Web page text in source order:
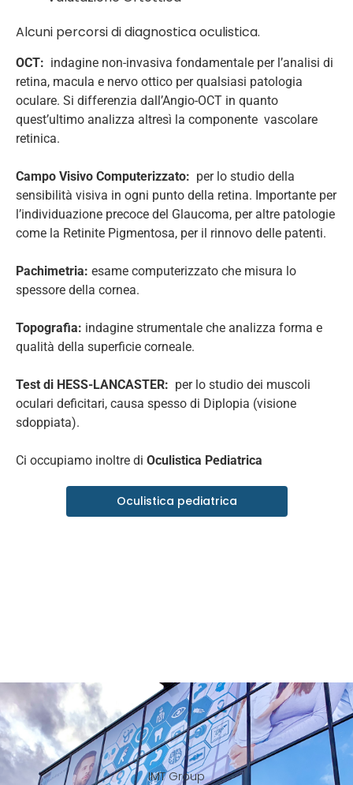
Alcuni percorsi di diagnostica oculistica.
OCT: indagine non-invasiva fondamentale per l’analisi di
retina, macula e nervo ottico per qualsiasi patologia
oculare. Si differenzia dall’Angio-OCT in quanto
quest’ultimo analizza altresì la componente vascolare
retinica.
Campo Visivo Computerizzato: per lo studio della
sensibilità visiva in ogni punto della retina. Importante per
l’individuazione precoce del Glaucoma, per altre patologie
come la Retinite Pigmentosa, per il rinnovo delle patenti.
Pachimetria: esame computerizzato che misura lo
spessore della cornea.
Topografia: indagine strumentale che analizza forma e
qualità della superficie corneale.
Test di HESS-LANCASTER: per lo studio dei muscoli
oculari deficitari, causa spesso di Diplopia (visione
sdoppiata).
Ci occupiamo inoltre di Oculistica Pediatrica
Oculistica pediatrica
IMT Group